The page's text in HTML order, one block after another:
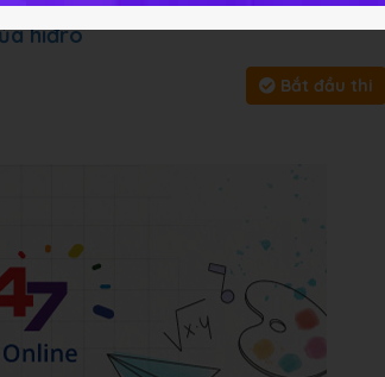
hiđro
Bắt đầu thi